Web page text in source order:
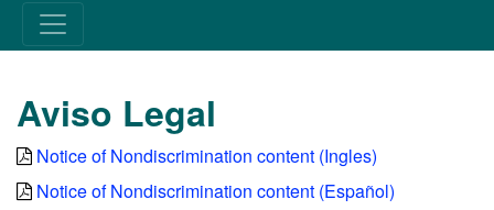
Aviso Legal
Notice of Nondiscrimination content (Ingles)
Notice of Nondiscrimination content (Español)